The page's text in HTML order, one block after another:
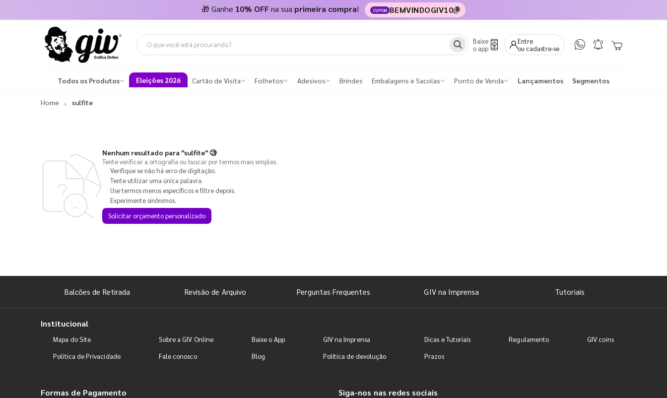
🎁 Ganhe 10% OFFna sua primeira compra! CUPOM BEMVINDOGIV10
Baixe
o app
Entre
ou cadastre-se
Todos os Produtos Eleições 2026 Cartão de Visita Folhetos Adesivos Brindes Embalagens e Sacolas Ponto de Venda Lançamentos Segmentos
Home sulfite
Nenhum resultado para "sulfite"🧐
Tente verificar a ortografia ou buscar por termos mais simples.
Verifique se não há erro de digitação.
Tente utilizar uma única palavra.
Use termos menos específicos e filtre depois.
Experimente sinônimos.
Solicitar orçamento personalizado
Balcões de Retirada Revisão de Arquivo Perguntas Frequentes GIV na Imprensa Tutoriais
Institucional
Mapa do Site Sobre a GIV Online Baixe o App GIV na Imprensa Dicas e Tutoriais Regulamento
GIV coins
Política de Privacidade
Fale conosco Blog Política de devolução Prazos
Formas de Pagamento Siga-nos nas redes sociais